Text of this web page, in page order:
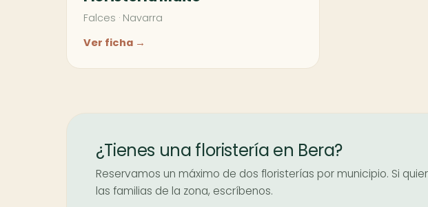
Falces · Navarra
Ver ficha →
¿Tienes una floristería en Bera?
Reservamos un máximo de dos floristerías por municipio. Si
las familias de la zona, escríbenos.